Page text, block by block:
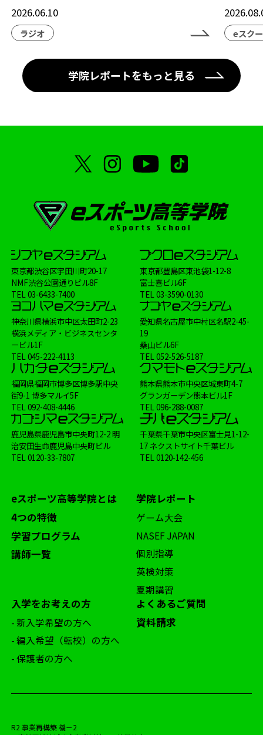
2026.06.10
ラジオ eスク
学院レポートをもっと見る
東京都渋谷区宇田川町20-17
NMF渋谷公園通りビル8F
TEL03-6433-7400
東京都豊島区東池袋1-12-8
富士喜ビル6F
TEL03-3590-0130
神奈川県横浜市中区太田町2-23
横浜メディア・ビジネスセンタ
ービル1F
TEL045-222-4113
愛知県名古屋市中村区名駅2-45-
19
桑山ビル6F
TEL052-526-5187
福岡県福岡市博多区博多駅中央
街9-1 博多マルイ5F
TEL092-408-4446
熊本県熊本市中央区城東町4-7
グランガーデン熊本ビル1F
TEL096-288-0087
鹿児島県鹿児島市中央町12-2 明
治安田生命鹿児島中央町ビル
TEL0120-33-7807
千葉県千葉市中央区富士見1-12-
17 ネクストサイト千葉ビル
TEL0120-142-456
eスポーツ高等学院とは
4つの特徴
学習プログラム
講師一覧
学院レポート
ゲーム大会
NASEF JAPAN
個別指導
英検対策
夏期講習
入学をお考えの方
- 新入学希望の方へ
- 編入希望（転校）の方へ
- 保護者の方へ
よくあるご質問
資料請求
R2 事業再構築 機－2